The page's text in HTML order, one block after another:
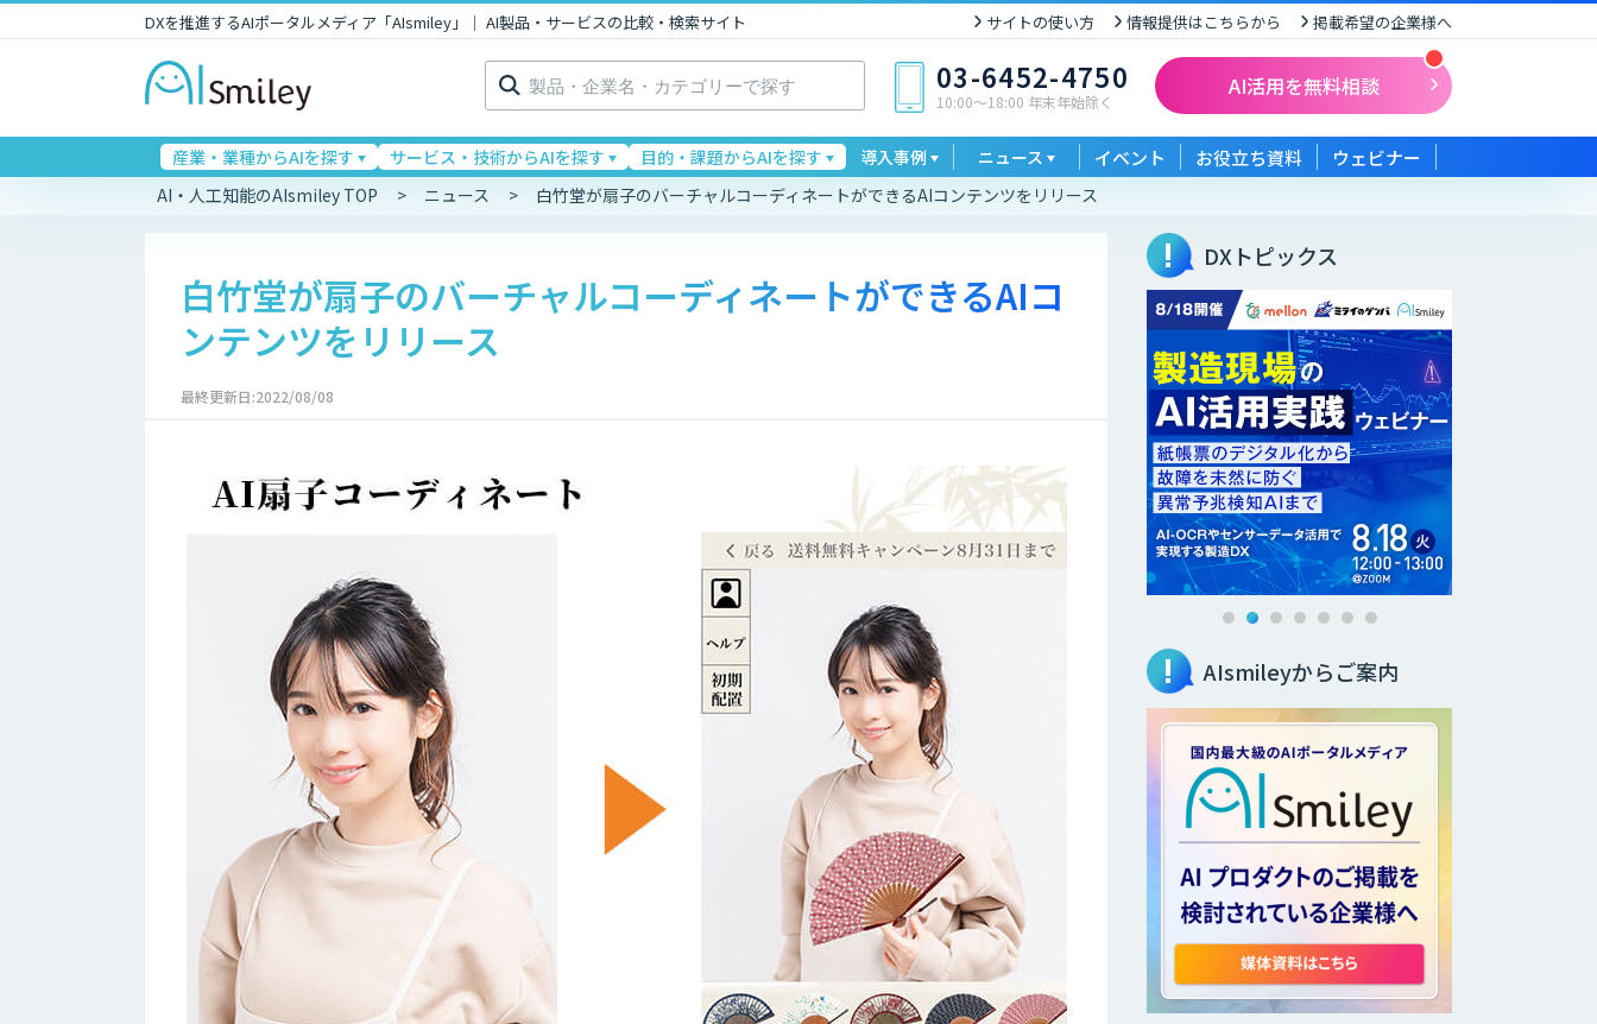
DXを推進するAIポータルメディア「AIsmiley」｜ AI製品・サービスの比較・検索サイト サイトの使い方 情報提供はこちらから 掲載希望の企業様へ
検
索: 03-6452-4750
10:00〜18:00 年末年始除く
AI活用を無料相談
産業・業種からAIを探す サービス・技術からAIを探す 目的・課題からAIを探す 導入事例 ニュース イベント お役立ち資料 ウェビナー
AI・人工知能のAIsmiley TOP ニュース 白竹堂が扇子のバーチャルコーディネートができるAIコンテンツをリリース
白竹堂が扇子のバーチャルコーディネートができるAIコ
ンテンツをリリース
最終更新日:2022/08/08
DXトピックス
AIsmileyからご案内